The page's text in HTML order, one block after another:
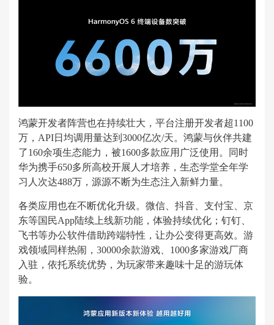
鸿蒙开发者阵营也在持续壮大，平台注册开发者超1100
万，API日均调用量达到3000亿次/天。鸿蒙与伙伴共建
了160余项生态能力，被1600多款应用广泛使用。同时
华为携手650多所高校开展人才培养，生态学堂全年学
习人次达488万，源源不断为生态注入新鲜力量。
各类应用也在不断优化升级。微信、抖音、支付宝、京
东等国民App陆续上线新功能，体验持续优化；钉钉、
飞书等办公软件借助跨端特性，让办公变得更高效。游
戏领域同样热闹，30000余款游戏、1000多家游戏厂商
入驻，依托系统优势，为玩家带来趣味十足的游玩体
验。